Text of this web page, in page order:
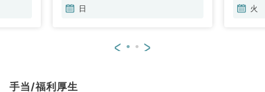
科、乳
泌尿器科、産婦人科、婦人科、眼
器内科、呼吸器内科、消化器内
日
泌
火
< >
手当/福利厚生